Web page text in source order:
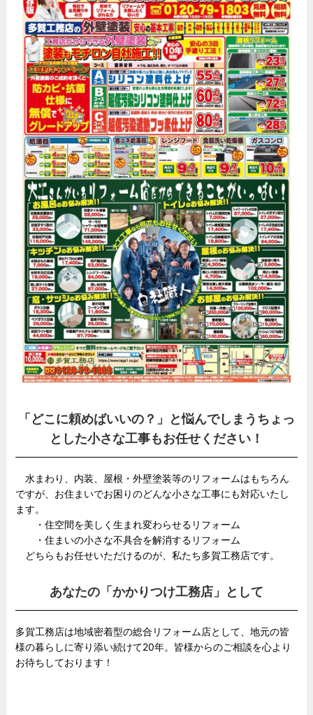
「どこに頼めばいいの？」と悩んでしまうちょっ
とした小さな工事もお任せください！
水まわり、内装、屋根・外壁塗装等のリフォームはもちろん
ですが、お住まいでお困りのどんな小さな工事にも対応いたし
ます。
・住空間を美しく生まれ変わらせるリフォーム
・住まいの小さな不具合を解消するリフォーム
どちらもお任せいただけるのが、私たち多賀工務店です。
あなたの「かかりつけ工務店」として
多賀工務店は地域密着型の総合リフォーム店として、地元の皆
様の暮らしに寄り添い続けて20年。皆様からのご相談を心より
お待ちしております！